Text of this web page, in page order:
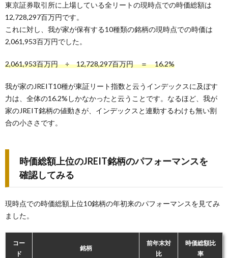
東京証券取引所に上場している全リートの現時点での時価総額は
12,728,297百万円です。
これに対し、我が家が保有する10種類の銘柄の現時点での時価は
2,061,953百万円でした。
2,061,953百万円 ÷ 12,728,297百万円 ＝ 16.2%
我が家のJREIT10種が東証リート指数と云うインデックスに及ぼす
力は、全体の16.2%しかなかったと云うことです。なるほど、我が
家のJREIT銘柄の値動きが、インデックスと連動するわけも無い割
合の小ささです。
時価総額上位のJREIT銘柄のパフォーマンスを
確認してみる
現時点での時価総額上位10銘柄の年初来のパフォーマンスを見てみ
ました。
コー
ド
銘柄
前年末対
比
時価総額比
率